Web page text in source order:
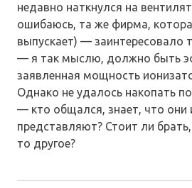
недавно наткнулся на
ошибаюсь, та же фирма,
выпускает) — заинтересовало
— я так мыслю, должно быть
заявленная мощность
Однако не удалось накопать
— кто общался, знает, что они
представляют? Стоит ли
то другое?